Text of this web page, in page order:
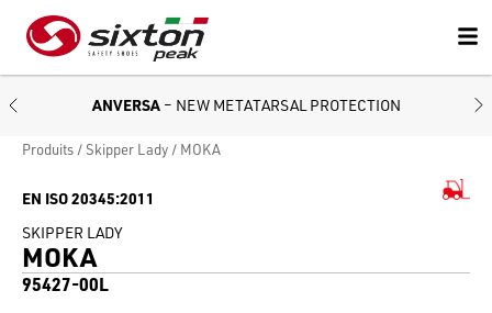
ANVERSA – NEW METATARSAL PROTECTION
Produits Skipper Lady MOKA
EN ISO 20345:2011
SKIPPER LADY
MOKA
95427-00L